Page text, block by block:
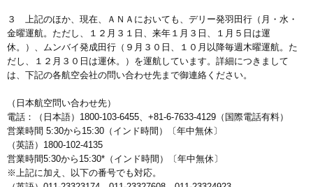
３ 上記のほか、現在、ＡＮＡにおいても、デリー発羽田行（月・水・
金曜運航。ただし、１２月３１日、来年１月３日、１月５日は運
休。）、ムンバイ発成田行（９月３０日、１０月以降毎週木曜運航。た
だし、１２月３０日は運休。）を運航しています。詳細につきまして
は、下記の各航空会社の問い合わせ先まで御連絡ください。
（日本航空問い合わせ先）
電話：（日本語）1800-103-6455、+81-6-7633-4129（国際電話有料）
営業時間 5:30から15:30（インド時間）〔年中無休〕
（英語）1800-102-4135
営業時間5:30から15:30*（インド時間）〔年中無休〕
※上記に加え、以下の番号でも対応。